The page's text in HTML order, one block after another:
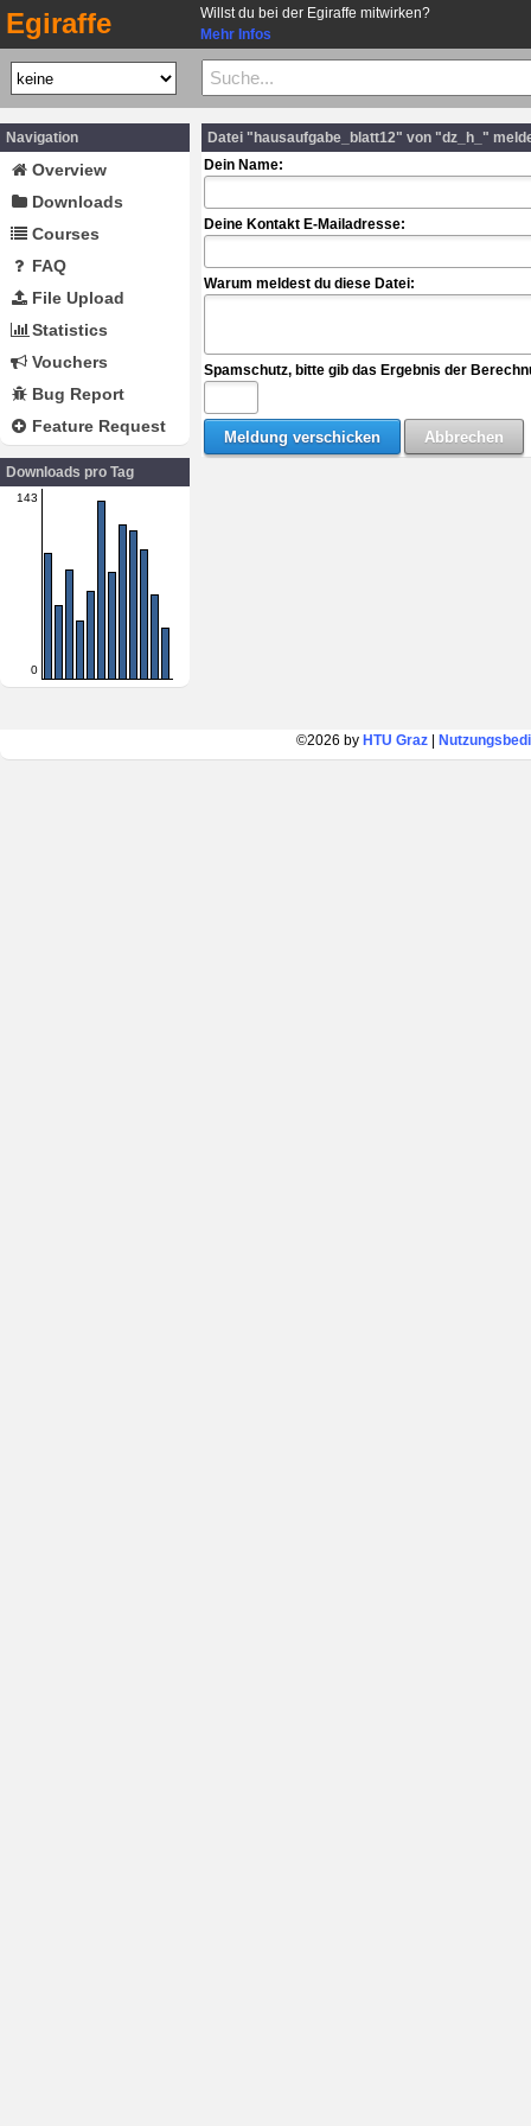
Egiraffe
Willst du bei der Egiraffe mitwirken?
Mehr Infos
Navigation
Overview
Downloads
Courses
FAQ
File Upload
Statistics
Vouchers
Bug Report
Feature Request
Downloads pro Tag
143
0
Datei "hausaufgabe_blatt12" von "dz_h_"
Dein Name:
Deine Kontakt E-Mailadresse:
Warum meldest du diese Datei:
Spamschutz, bitte gib das Ergebnis der
©2026 by HTU Graz|